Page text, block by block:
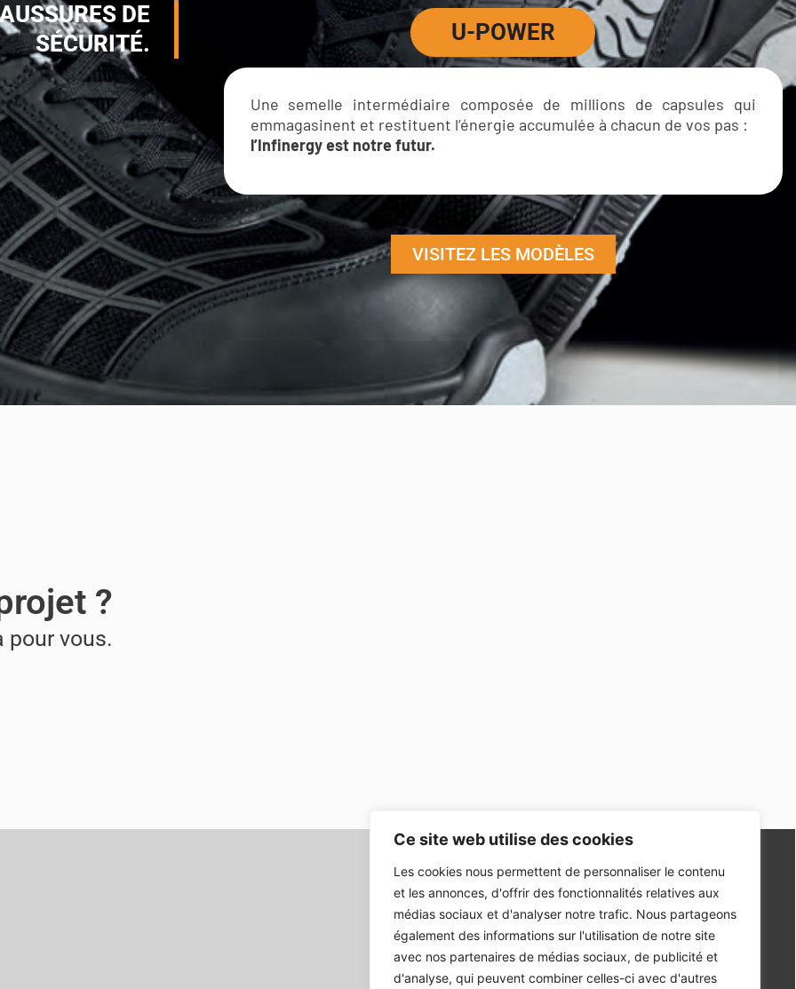
Ce site web utilise des cookies
Les cookies nous permettent de personnaliser le contenu
et les annonces, d'offrir des fonctionnalités relatives aux
médias sociaux et d'analyser notre trafic. Nous partageons
également des informations sur l'utilisation de notre site
avec nos partenaires de médias sociaux, de publicité et
d'analyse, qui peuvent combiner celles-ci avec d'autres
DE
SÉCURITÉ.
U-POWER
Une semelle intermédiaire composée de millions de capsules qui
emmagasinent et restituent l’énergie accumulée à chacun de vos pas :
l’Infinergy est notre futur.
VISITEZ LES MODÈLES
?
pour vous.
3 RUE CHARLES BOURSEUL
ZONE DE PEGASE